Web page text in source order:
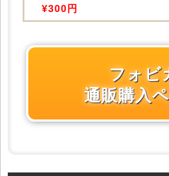
¥300円
フォビ
通販購入